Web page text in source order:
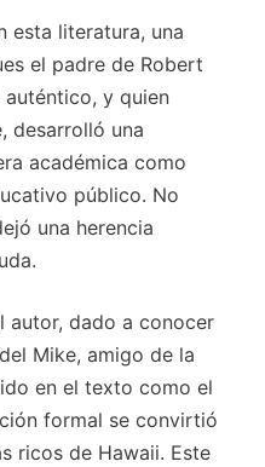
esta literatura, una
el padre de Robert
y quien
desarrolló una
académica como
público. No
una herencia
autor, dado a conocer
Mike, amigo de la
en el texto como el
formal se convirtió
ricos de Hawaii. Este